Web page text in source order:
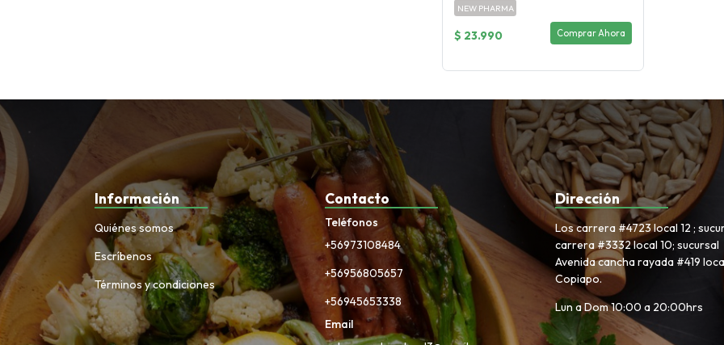
NEW PHARMA
$ 23.990 Comprar Ahora
Información
Quiénes somos
Escríbenos
Términos y condiciones
Contacto
Teléfonos
+56973108484
+56956805657
+56945653338
Email
Dirección
Los carrera #4723 local 12 ;
carrera #3332 local 10; sucursal
Avenida cancha rayada #419
Copiapo.
Lun a Dom 10:00 a 20:00hrs